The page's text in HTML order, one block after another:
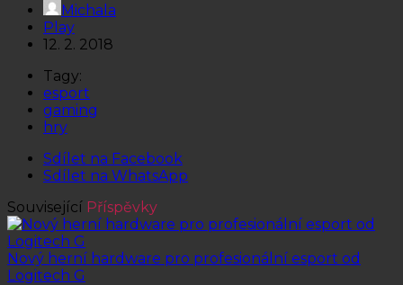
Michala
Play
12. 2. 2018
Tagy:
esport
gaming
hry
Sdílet na Facebook
Sdílet na WhatsApp
Související Příspěvky
Nový herní hardware pro profesionální esport od
Logitech G